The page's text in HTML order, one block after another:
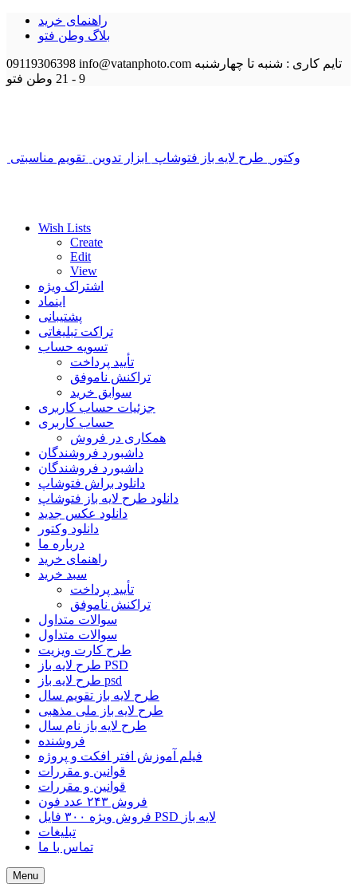
راهنمای خرید
بلاگ وطن فتو
09119306398 info@vatanphoto.com تایم کاری : شنبه تا چهارشنبه
9 - 21
وطن فتو
وکتور طرح لایه باز فتوشاپ ابزار تدوین تقویم مناسبتی
Wish Lists
Create
Edit
View
اشتراک ویژه
اینماد
پشتیبانی
تراکت تبلیغاتی
تسویه حساب
تأیید پرداخت
تراکنش ناموفق
سوابق خرید
جزئیات حساب کاربری
حساب کاربری
همکاری در فروش
داشبورد فروشندگان
داشبورد فروشندگان
دانلود براش فتوشاپ
دانلود طرح لایه باز فتوشاپ
دانلود عکس جدید
دانلود وکتور
درباره ما
راهنمای خرید
سبد خرید
تأیید پرداخت
تراکنش ناموفق
سوالات متداول
سوالات متداول
طرح کارت ویزیت
طرح لایه باز PSD
طرح لایه باز psd
طرح لایه باز تقویم سال
طرح لایه باز ملی مذهبی
طرح لایه باز نام سال
فروشنده
فیلم آموزش افتر افکت و پروژه
قوانین و مقررات
قوانین و مقررات
فروش ۲۴۳ عدد فون
فروش ویژه ۳۰۰ فایل PSD لایه باز
تبلیغات
تماس با ما
Menu